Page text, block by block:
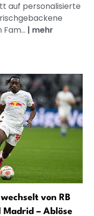
auf personalisierte
| mehr
von RB
Madrid – Ablöse